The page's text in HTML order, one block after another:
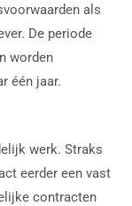
als
De periode
worden
één jaar.
werk. Straks
eerder een vast
contracten